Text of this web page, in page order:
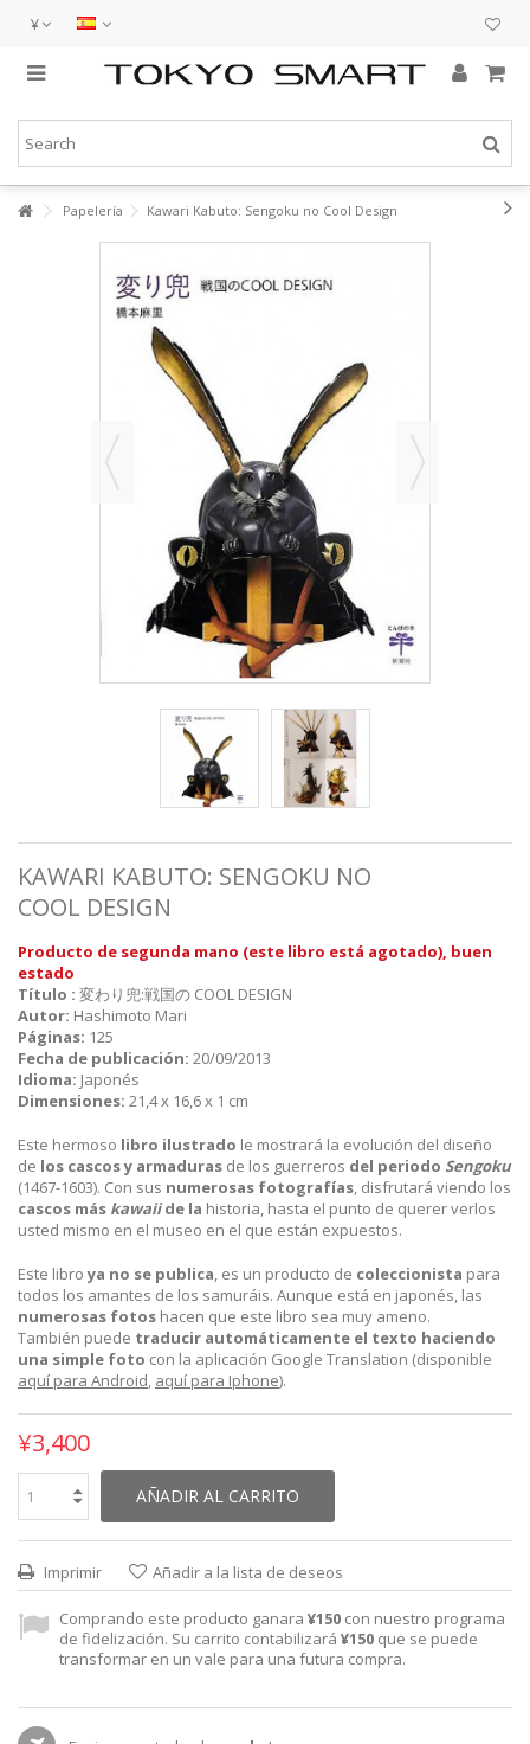
¥
Papelería Kawari Kabuto: Sengoku no Cool Design
KAWARI KABUTO: SENGOKU NO
COOL DESIGN
Producto de segunda mano (este libro está agotado), buen
estado
Título : 変わり兜:戦国の COOL DESIGN
Autor: Hashimoto Mari
Páginas: 125
Fecha de publicación: 20/09/2013
Idioma: Japonés
Dimensiones: 21,4 x 16,6 x 1 cm
Este hermoso libro ilustrado le mostrará la evolución del diseño
de los cascos y armaduras de los guerreros del periodo Sengoku
(1467-1603). Con sus numerosas fotografías, disfrutará viendo los
cascos más kawaiide la historia, hasta el punto de querer verlos
usted mismo en el museo en el que están expuestos.
Este libroya no se publica, es un producto de coleccionista para
todos los amantes de los samuráis. Aunque está en japonés, las
numerosas fotos hacen que este libro sea muy ameno.
También puede traducir automáticamente el texto haciendo
una simple foto con la aplicación Google Translation (disponible
aquí para Android, aquí para Iphone).
¥3,400
AÑADIR AL CARRITO
Imprimir Añadir a la lista de deseos
Comprando este producto ganara ¥150 con nuestro programa
de fidelización. Su carrito contabilizará ¥150 que se puede
transformar en un vale para una futura compra.